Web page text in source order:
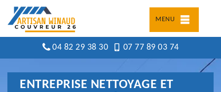
MENU
04 82 29 38 30 07 77 89 03 74
ENTREPRISE NETTOYAGE ET